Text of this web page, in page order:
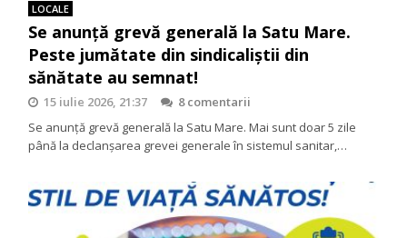
LOCALE
Se anunță grevă generală la Satu Mare.
Peste jumătate din sindicaliștii din
sănătate au semnat!
15 iulie 2026, 21:37
8 comentarii
Se anunță grevă generală la Satu Mare. Mai sunt doar 5 zile
până la declanșarea grevei generale în sistemul sanitar,…